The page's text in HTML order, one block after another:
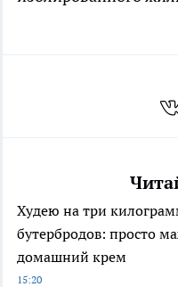
Худею на три
бутербродов: просто
домашний крем
15:20